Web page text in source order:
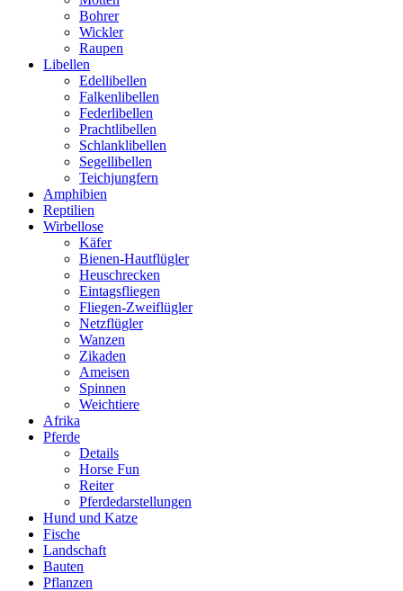
Bohrer
Wickler
Raupen
Libellen
Edellibellen
Falkenlibellen
Federlibellen
Prachtlibellen
Schlanklibellen
Segellibellen
Teichjungfern
Amphibien
Reptilien
Wirbellose
Käfer
Bienen-Hautflügler
Heuschrecken
Eintagsfliegen
Fliegen-Zweiflügler
Netzflügler
Wanzen
Zikaden
Ameisen
Spinnen
Weichtiere
Afrika
Pferde
Details
Horse Fun
Reiter
Pferdedarstellungen
Hund und Katze
Fische
Landschaft
Bauten
Pflanzen